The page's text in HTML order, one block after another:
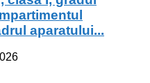
aparatului...